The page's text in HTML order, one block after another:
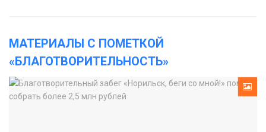
МАТЕРИАЛЫ С ПОМЕТКОЙ
«БЛАГОТВОРИТЕЛЬНОСТЬ»